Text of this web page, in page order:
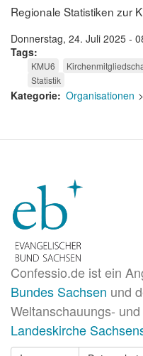
Regionale Statistiken zur
Donnerstag, 24. Juli 2025 -
Tags
KMU6
Statistik
Kategorie Organisationen
Confessio.de ist ein
Bundes Sachsen und
Weltanschauungs-
Landeskirche